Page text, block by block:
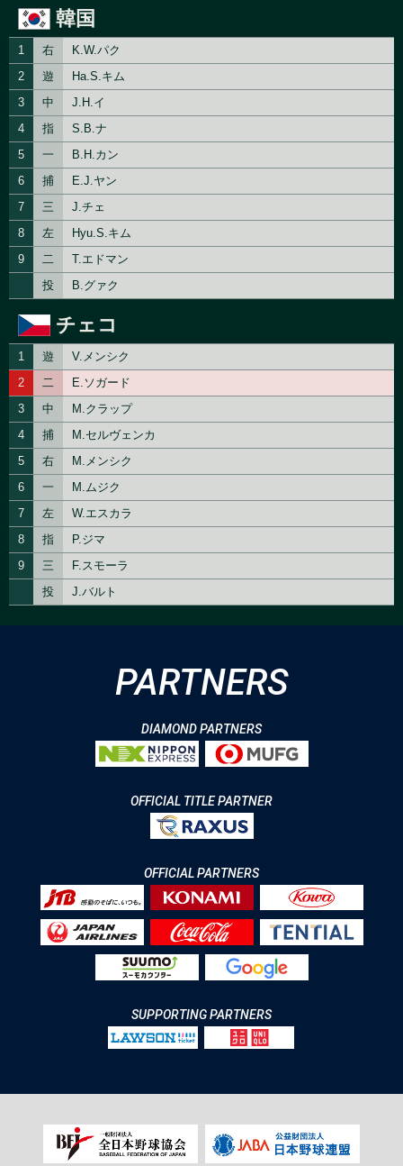
PARTNERS
DIAMOND PARTNERS
OFFICIAL TITLE PARTNER
OFFICIAL PARTNERS
SUPPORTING PARTNERS